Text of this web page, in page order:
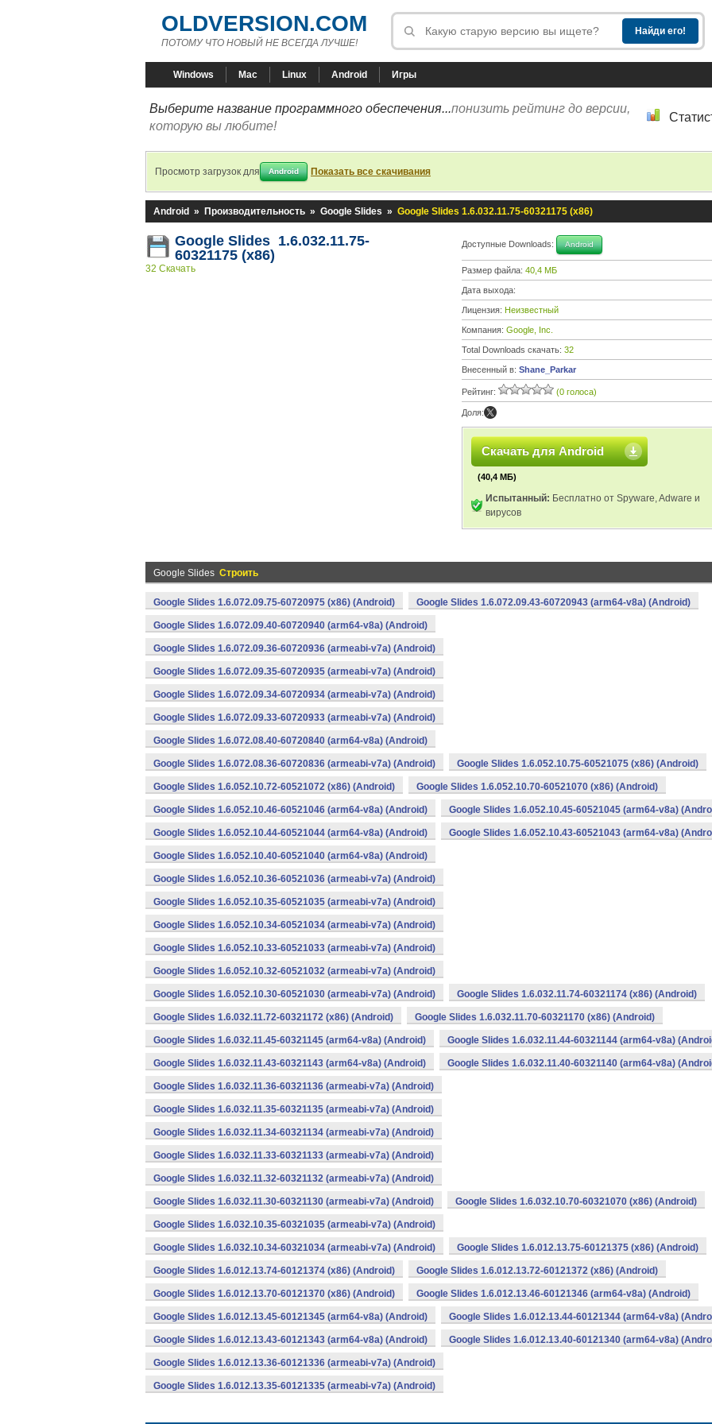
OLDVERSION.COM
ПОТОМУ ЧТО НОВЫЙ НЕ ВСЕГДА ЛУЧШЕ!
Windows Mac Linux Android Игры
Выберите название программного обеспечения...понизить рейтинг до версии,
которую вы любите!
Просмотр загрузок для Android Показать все скачивания
Android » Производительность » Google Slides » Google Slides 1.6.032.11.75-60321175 (x86)
Google Slides 1.6.032.11.75-
60321175 (x86)
32 Скачать
Доступные Downloads: Android
Размер файла: 40,4 МБ
Дата выхода:
Лицензия: Неизвестный
Компания: Google, Inc.
Total Downloads скачать: 32
Внесенный в: Shane_Parkar
Рейтинг: (0 голоса)
Доля:
Скачать для Android
(40,4 МБ)
Испытанный: Бесплатно от Spyware, Adware и
вирусов
Google Slides Строить
Google Slides 1.6.072.09.75-60720975 (x86) (Android) Google Slides 1.6.072.09.43-60720943 (arm64-v8a) (Android)
Google Slides 1.6.072.09.40-60720940 (arm64-v8a) (Android)
Google Slides 1.6.072.09.36-60720936 (armeabi-v7a) (Android)
Google Slides 1.6.072.09.35-60720935 (armeabi-v7a) (Android)
Google Slides 1.6.072.09.34-60720934 (armeabi-v7a) (Android)
Google Slides 1.6.072.09.33-60720933 (armeabi-v7a) (Android)
Google Slides 1.6.072.08.40-60720840 (arm64-v8a) (Android)
Google Slides 1.6.072.08.36-60720836 (armeabi-v7a) (Android) Google Slides 1.6.052.10.75-60521075 (x86) (Android)
Google Slides 1.6.052.10.72-60521072 (x86) (Android) Google Slides 1.6.052.10.70-60521070 (x86) (Android)
Google Slides 1.6.052.10.46-60521046 (arm64-v8a) (Android) Google Slides 1.6.052.10.45-60521045 (arm64-v8a)
Google Slides 1.6.052.10.44-60521044 (arm64-v8a) (Android) Google Slides 1.6.052.10.43-60521043 (arm64-v8a)
Google Slides 1.6.052.10.40-60521040 (arm64-v8a) (Android)
Google Slides 1.6.052.10.36-60521036 (armeabi-v7a) (Android)
Google Slides 1.6.052.10.35-60521035 (armeabi-v7a) (Android)
Google Slides 1.6.052.10.34-60521034 (armeabi-v7a) (Android)
Google Slides 1.6.052.10.33-60521033 (armeabi-v7a) (Android)
Google Slides 1.6.052.10.32-60521032 (armeabi-v7a) (Android)
Google Slides 1.6.052.10.30-60521030 (armeabi-v7a) (Android) Google Slides 1.6.032.11.74-60321174 (x86) (Android)
Google Slides 1.6.032.11.72-60321172 (x86) (Android) Google Slides 1.6.032.11.70-60321170 (x86) (Android)
Google Slides 1.6.032.11.45-60321145 (arm64-v8a) (Android) Google Slides 1.6.032.11.44-60321144 (arm64-v8a)
Google Slides 1.6.032.11.43-60321143 (arm64-v8a) (Android) Google Slides 1.6.032.11.40-60321140 (arm64-v8a)
Google Slides 1.6.032.11.36-60321136 (armeabi-v7a) (Android)
Google Slides 1.6.032.11.35-60321135 (armeabi-v7a) (Android)
Google Slides 1.6.032.11.34-60321134 (armeabi-v7a) (Android)
Google Slides 1.6.032.11.33-60321133 (armeabi-v7a) (Android)
Google Slides 1.6.032.11.32-60321132 (armeabi-v7a) (Android)
Google Slides 1.6.032.11.30-60321130 (armeabi-v7a) (Android) Google Slides 1.6.032.10.70-60321070 (x86) (Android)
Google Slides 1.6.032.10.35-60321035 (armeabi-v7a) (Android)
Google Slides 1.6.032.10.34-60321034 (armeabi-v7a) (Android) Google Slides 1.6.012.13.75-60121375 (x86) (Android)
Google Slides 1.6.012.13.74-60121374 (x86) (Android) Google Slides 1.6.012.13.72-60121372 (x86) (Android)
Google Slides 1.6.012.13.70-60121370 (x86) (Android) Google Slides 1.6.012.13.46-60121346 (arm64-v8a) (Android)
Google Slides 1.6.012.13.45-60121345 (arm64-v8a) (Android) Google Slides 1.6.012.13.44-60121344 (arm64-v8a)
Google Slides 1.6.012.13.43-60121343 (arm64-v8a) (Android) Google Slides 1.6.012.13.40-60121340 (arm64-v8a)
Google Slides 1.6.012.13.36-60121336 (armeabi-v7a) (Android)
Google Slides 1.6.012.13.35-60121335 (armeabi-v7a) (Android)